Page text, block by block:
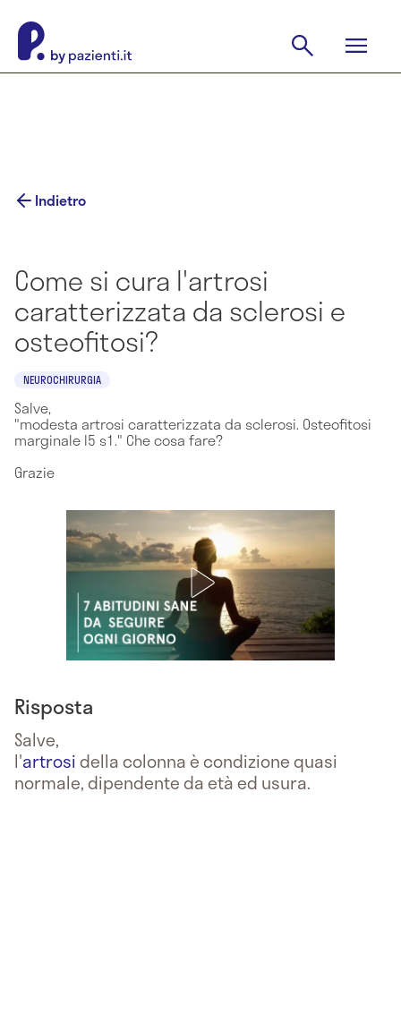
Indietro
Come si cura l'artrosi
caratterizzata da sclerosi e
osteofitosi?
NEUROCHIRURGIA
Salve,
"modesta artrosi caratterizzata da sclerosi. Osteofitosi
marginale l5 s1." Che cosa fare?
Grazie
Risposta
Salve,
l'artrosidella colonna è condizione quasi
normale, dipendente da età ed usura.